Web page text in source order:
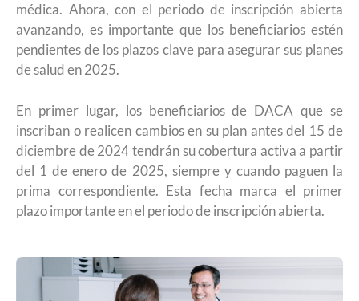
médica. Ahora, con el periodo de inscripción abierta
avanzando, es importante que los beneficiarios estén
pendientes de los plazos clave para asegurar sus planes
de salud en 2025.
En primer lugar, los beneficiarios de DACA que se
inscriban o realicen cambios en su plan antes del 15 de
diciembre de 2024 tendrán su cobertura activa a partir
del 1 de enero de 2025, siempre y cuando paguen la
prima correspondiente. Esta fecha marca el primer
plazo importante en el periodo de inscripción abierta.